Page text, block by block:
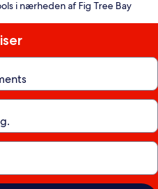
i nærheden af Fig Tree Bay